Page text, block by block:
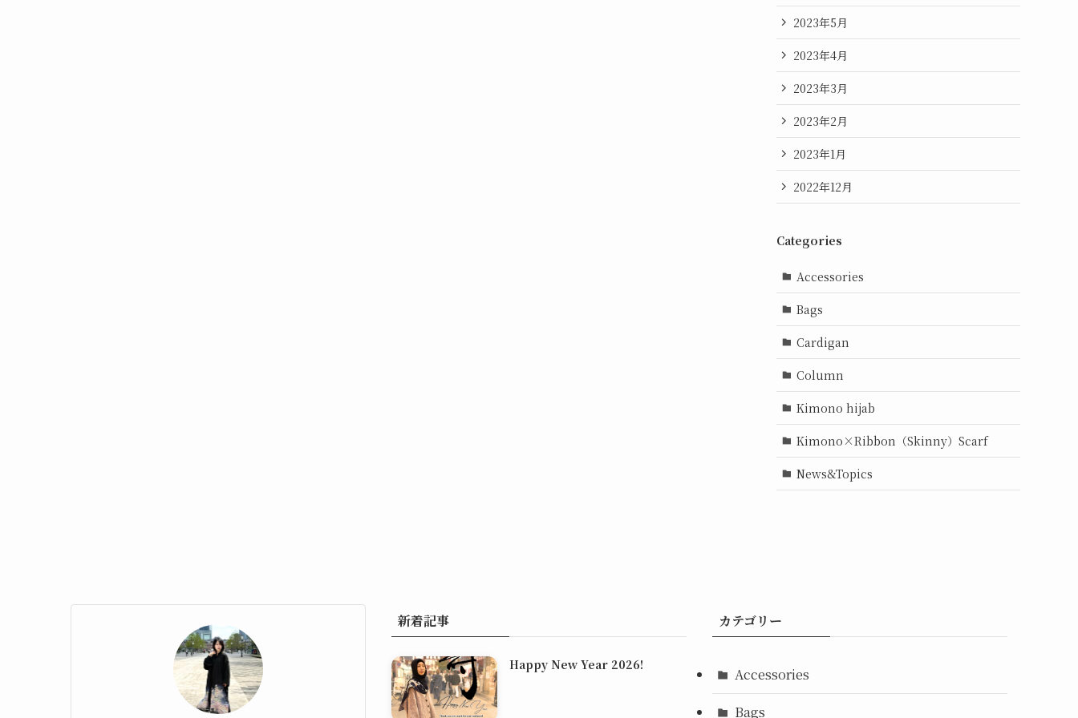
2023年5月
2023年4月
2023年3月
2023年2月
2023年1月
2022年12月
Categories
Accessories
Bags
Cardigan
Column
Kimono hijab
Kimono×Ribbon（Skinny）Scarf
News&Topics
新着記事
Happy New Year 2026!
カテゴリー
Accessories
Bags